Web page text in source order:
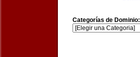
Categorías de Dominio: